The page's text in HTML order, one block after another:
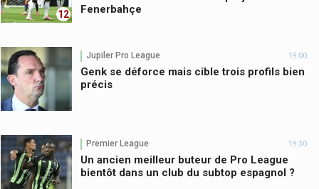
12
Fenerbahçe
Jupiler Pro League 19:00
Genk se déforce mais cible trois profils bien
précis
Premier League 19:30
Un ancien meilleur buteur de Pro League
bientôt dans un club du subtop espagnol ?